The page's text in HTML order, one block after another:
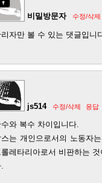
비밀방문자 수정/삭제
리자만 볼 수 있는 댓글입니
js514 수정/삭제 응답
수와 복수 차이입니다.
스는 개인으로서의 노동자
롤레타리아로서 비판하는